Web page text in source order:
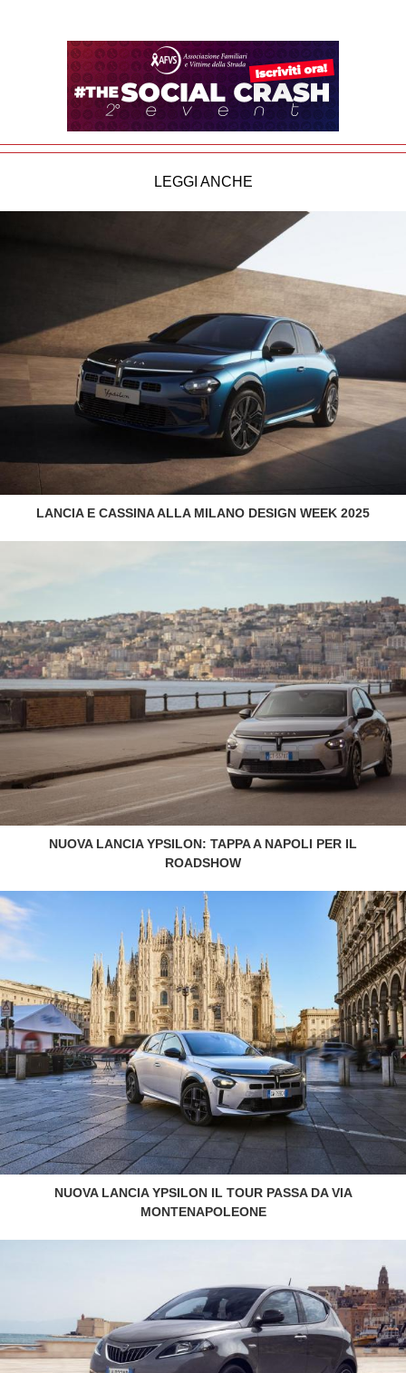
LEGGI ANCHE
LANCIA E CASSINA ALLA MILANO DESIGN WEEK 2025
NUOVA LANCIA YPSILON: TAPPA A NAPOLI PER IL
ROADSHOW
NUOVA LANCIA YPSILON IL TOUR PASSA DA VIA
MONTENAPOLEONE